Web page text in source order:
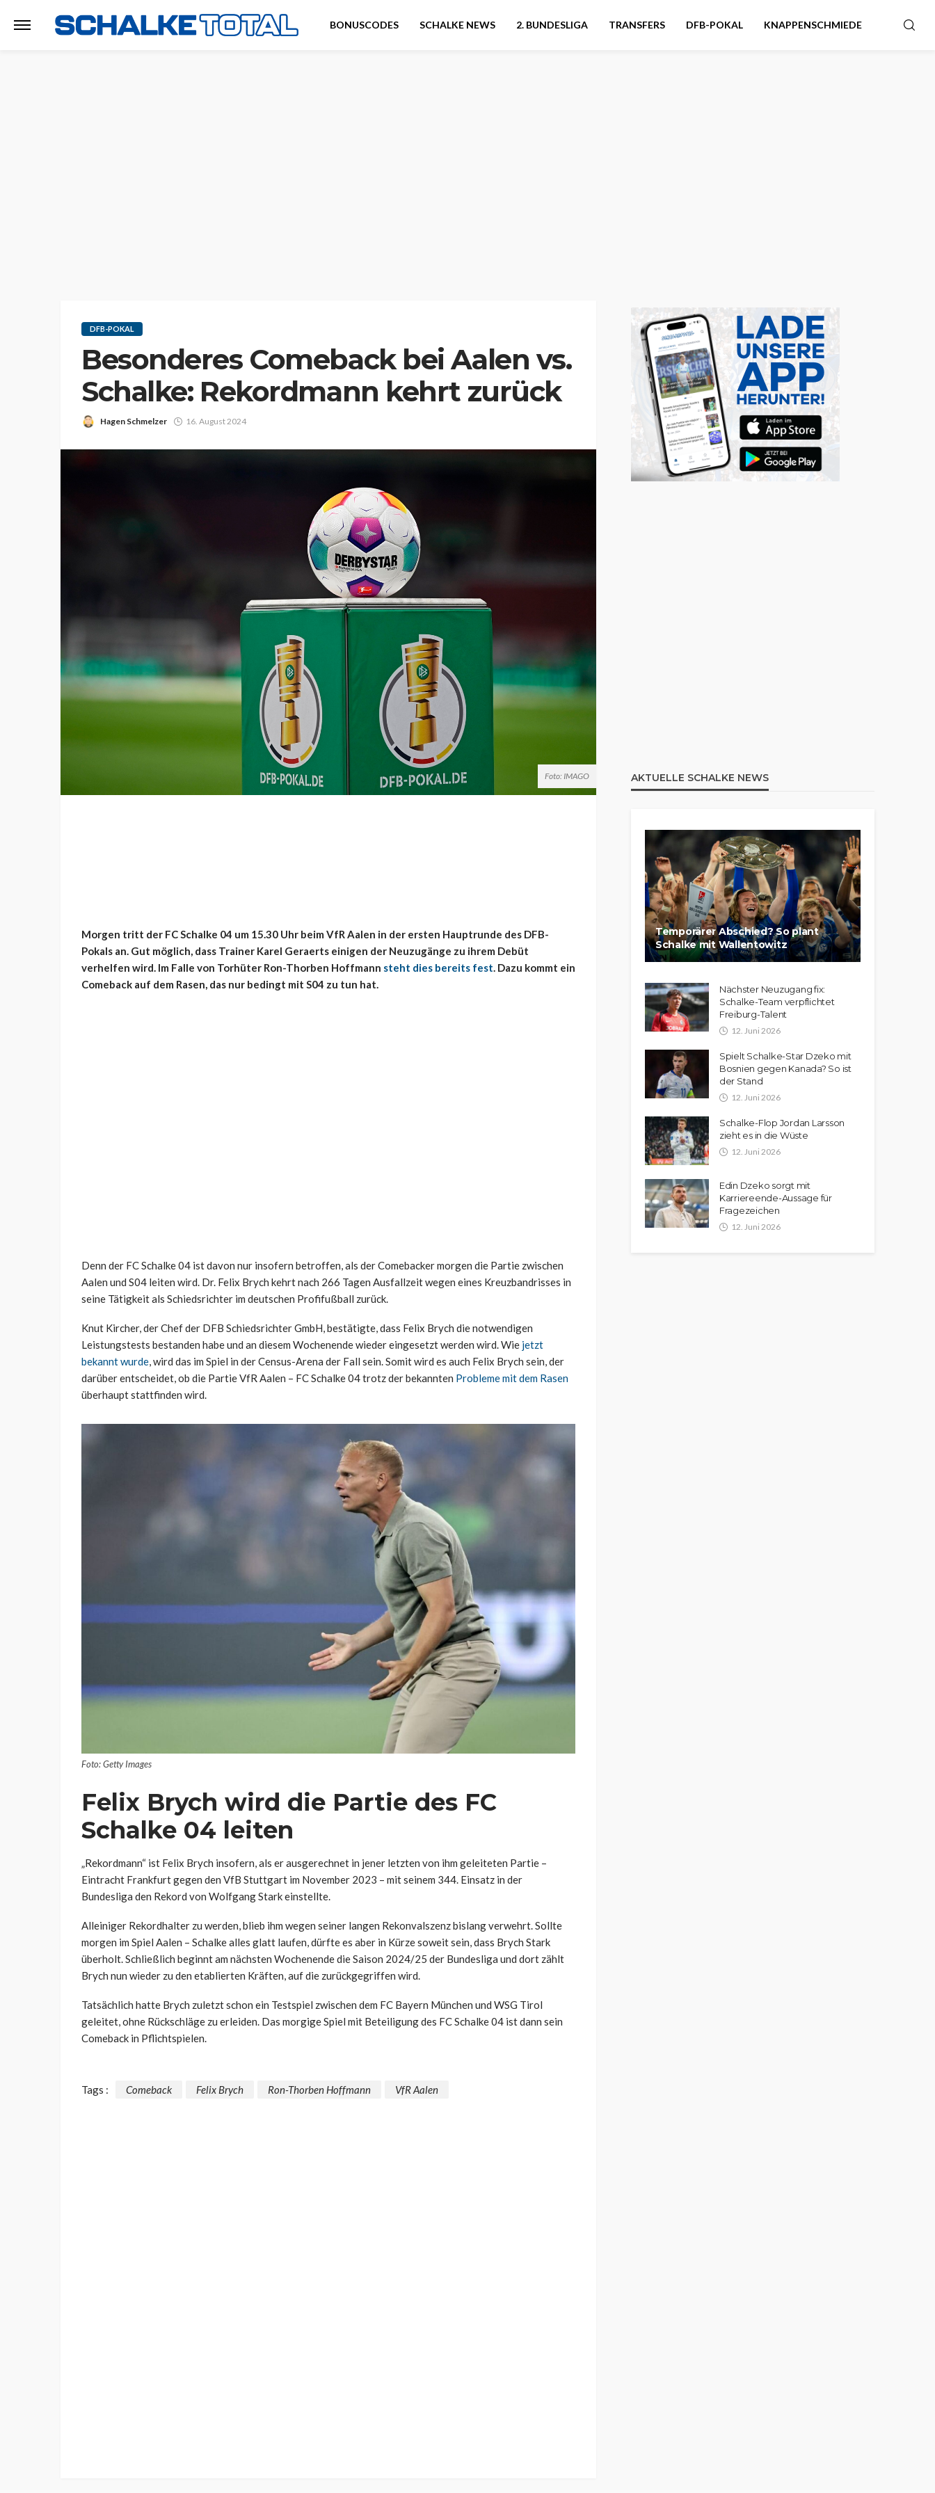
BONUSCODES SCHALKE NEWS 2. BUNDESLIGA TRANSFERS DFB-POKAL KNAPPENSCHMIEDE
DFB-POKAL
Besonderes Comeback bei Aalen vs.
Schalke: Rekordmann kehrt zurück
Hagen Schmelzer 16. August 2024
Foto: IMAGO
Morgen tritt der FC Schalke 04 um 15.30 Uhr beim VfR Aalen in der ersten Hauptrunde des DFB-
Pokals an. Gut möglich, dass Trainer Karel Geraerts einigen der Neuzugänge zu ihrem Debüt
verhelfen wird. Im Falle von Torhüter Ron-Thorben Hoffmann steht dies bereits fest. Dazu kommt ein
Comeback auf dem Rasen, das nur bedingt mit S04 zu tun hat.
Denn der FC Schalke 04 ist davon nur insofern betroffen, als der Comebacker morgen die Partie zwischen
Aalen und S04 leiten wird. Dr. Felix Brych kehrt nach 266 Tagen Ausfallzeit wegen eines Kreuzbandrisses in
seine Tätigkeit als Schiedsrichter im deutschen Profifußball zurück.
Knut Kircher, der Chef der DFB Schiedsrichter GmbH, bestätigte, dass Felix Brych die notwendigen
Leistungstests bestanden habe und an diesem Wochenende wieder eingesetzt werden wird. Wie jetzt
bekannt wurde, wird das im Spiel in der Census-Arena der Fall sein. Somit wird es auch Felix Brych sein, der
darüber entscheidet, ob die Partie VfR Aalen – FC Schalke 04 trotz der bekannten Probleme mit dem Rasen
überhaupt stattfinden wird.
Foto: Getty Images
Felix Brych wird die Partie des FC
Schalke 04 leiten
„Rekordmann“ ist Felix Brych insofern, als er ausgerechnet in jener letzten von ihm geleiteten Partie –
Eintracht Frankfurt gegen den VfB Stuttgart im November 2023 – mit seinem 344. Einsatz in der
Bundesliga den Rekord von Wolfgang Stark einstellte.
Alleiniger Rekordhalter zu werden, blieb ihm wegen seiner langen Rekonvalszenz bislang verwehrt. Sollte
morgen im Spiel Aalen – Schalke alles glatt laufen, dürfte es aber in Kürze soweit sein, dass Brych Stark
überholt. Schließlich beginnt am nächsten Wochenende die Saison 2024/25 der Bundesliga und dort zählt
Brych nun wieder zu den etablierten Kräften, auf die zurückgegriffen wird.
Tatsächlich hatte Brych zuletzt schon ein Testspiel zwischen dem FC Bayern München und WSG Tirol
geleitet, ohne Rückschläge zu erleiden. Das morgige Spiel mit Beteiligung des FC Schalke 04 ist dann sein
Comeback in Pflichtspielen.
Tags : Comeback Felix Brych Ron-Thorben Hoffmann VfR Aalen
AKTUELLE SCHALKE NEWS
Temporärer Abschied? So plant
Schalke mit Wallentowitz
Nächster Neuzugang fix:
Schalke-Team verpflichtet
Freiburg-Talent
12. Juni 2026
Spielt Schalke-Star Dzeko mit
Bosnien gegen Kanada? So ist
der Stand
12. Juni 2026
Schalke-Flop Jordan Larsson
zieht es in die Wüste
12. Juni 2026
Edin Dzeko sorgt mit
Karriereende-Aussage für
Fragezeichen
12. Juni 2026